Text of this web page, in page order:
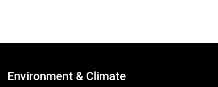
Environment & Climate